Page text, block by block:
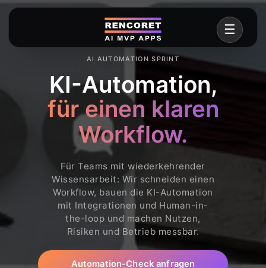
AI AUTOMATION SPRINT
KI-Automation,
für einen klaren
Workflow.
Für Teams mit wiederkehrender
Wissensarbeit: Wir schneiden einen
Workflow, bauen die KI-Automation
mit Integrationen und Human-in-
the-loop und machen Nutzen,
Risiken und Betrieb messbar.
Automation-Check anfragen